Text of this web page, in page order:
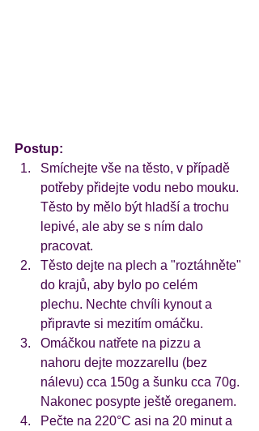
Postup:
Smíchejte vše na těsto, v případě
potřeby přidejte vodu nebo mouku.
Těsto by mělo být hladší a trochu
lepivé, ale aby se s ním dalo
pracovat.
Těsto dejte na plech a "roztáhněte"
do krajů, aby bylo po celém
plechu. Nechte chvíli kynout a
připravte si mezitím omáčku.
Omáčkou natřete na pizzu a
nahoru dejte mozzarellu (bez
nálevu) cca 150g a šunku cca 70g.
Nakonec posypte ještě oreganem.
Pečte na 220°C asi na 20 minut a